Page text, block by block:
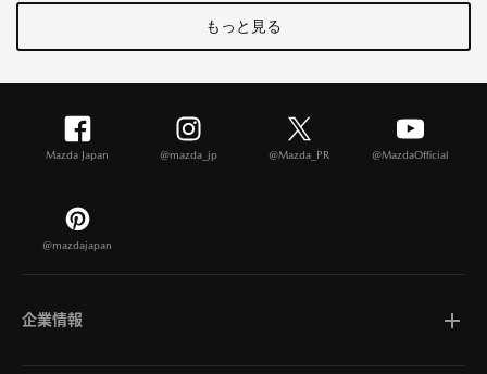
もっと見る
Mazda Japan @mazda_jp @Mazda_PR @MazdaOfficial
@mazdajapan
企業情報